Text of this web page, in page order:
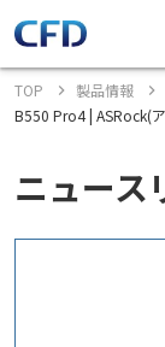
TOP 製品情報
B550 Pro4 | ASRock(
ニュース